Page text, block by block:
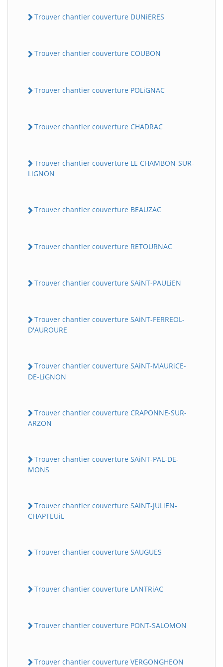
Trouver chantier couverture DUNiERES
Trouver chantier couverture COUBON
Trouver chantier couverture POLiGNAC
Trouver chantier couverture CHADRAC
Trouver chantier couverture LE CHAMBON-SUR-
LiGNON
Trouver chantier couverture BEAUZAC
Trouver chantier couverture RETOURNAC
Trouver chantier couverture SAiNT-PAULiEN
Trouver chantier couverture SAiNT-FERREOL-
D'AUROURE
Trouver chantier couverture SAiNT-MAURiCE-
DE-LiGNON
Trouver chantier couverture CRAPONNE-SUR-
ARZON
Trouver chantier couverture SAiNT-PAL-DE-
MONS
Trouver chantier couverture SAiNT-JULiEN-
CHAPTEUiL
Trouver chantier couverture SAUGUES
Trouver chantier couverture LANTRiAC
Trouver chantier couverture PONT-SALOMON
Trouver chantier couverture VERGONGHEON